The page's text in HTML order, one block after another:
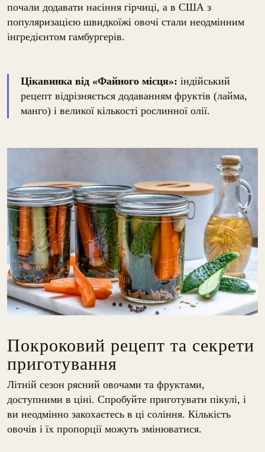
почали додавати насіння гірчиці, а в США з
популяризацією швидкоїжі овочі стали неодмінним
інгредієнтом гамбургерів.
Цікавинка від «Файного місця»: індійський
рецепт відрізняється додаванням фруктів (лайма,
манго) і великої кількості рослинної олії.
Покроковий рецепт та секрети
приготування
Літній сезон рясний овочами та фруктами,
доступними в ціні. Спробуйте приготувати пікулі, і
ви неодмінно закохаєтесь в ці соління. Кількість
овочів і їх пропорції можуть змінюватися.